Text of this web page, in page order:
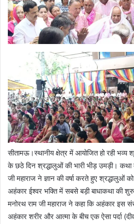
सीतामऊ।स्थानीय क्षेत्र में आयोजित हो रही भव्य
के छठे दिन श्रद्धालुओं की भारी भीड़ उमड़ी। कथा
जी महाराज ने ज्ञान की वर्षा करते हुए श्रद्धालुओं
अहंकार ईश्वर भक्ति में सबसे बड़ी बाधाकथा की
मनोरथ राम जी महाराज ने कहा कि अहंकार इस
अहंकार शरीर और आत्मा के बीच एक ऐसा पर्दा